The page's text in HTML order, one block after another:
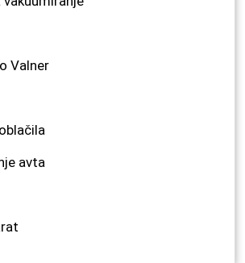
Valner
avta